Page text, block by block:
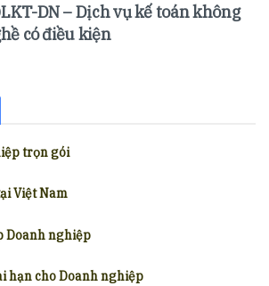
DN – Dịch vụ kế toán không
có điều kiện
trọn gói
Việt Nam
Doanh nghiệp
hạn cho Doanh nghiệp